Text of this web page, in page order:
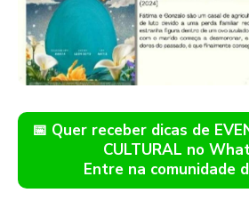
📅 Quer receber dicas de
CULTURAL no
Entre na comunidade